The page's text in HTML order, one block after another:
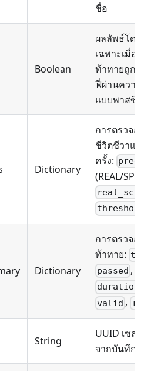
ชื่อ
Boolean
ผลลัพธ์โด
เฉพาะเมื่อ
ท้าทายถูกต้
ฟี่ผ่านควา
แบบพาสซีฟ
Dictionary
การตรวจ
ชีวิตชีวาแ
ครั้ง:
(REAL/
Dictionary
การตรวจส
ท้าทาย:
passed ,
valid ,
String
UUID เซส
จากบันทึก